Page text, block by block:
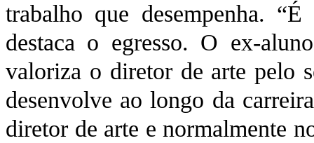
trabalho que desempenha.
destaca o egresso. O ex-
valoriza o diretor de arte pelo
desenvolve ao longo da
diretor de arte e normalmente